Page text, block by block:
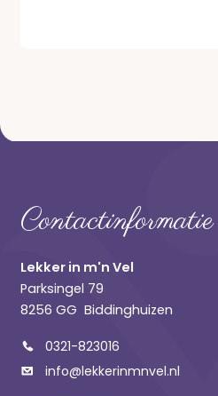
Contactinformatie
Lekker in m'n Vel
Parksingel 79
8256 GG Biddinghuizen
0321-823016
info@lekkerinmnvel.nl